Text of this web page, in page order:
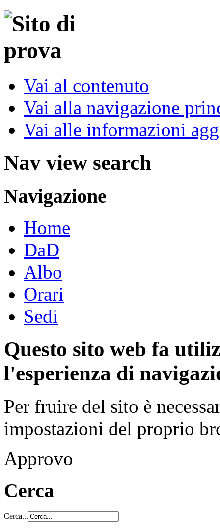
Vai al contenuto
Vai alla navigazione
Vai alle informazioni
Nav view search
Navigazione
Home
DaD
Albo
Orari
Sedi
Questo sito web fa
l'esperienza di
Per fruire del sito è
impostazioni del proprio
Approvo
Cerca
Cerca...